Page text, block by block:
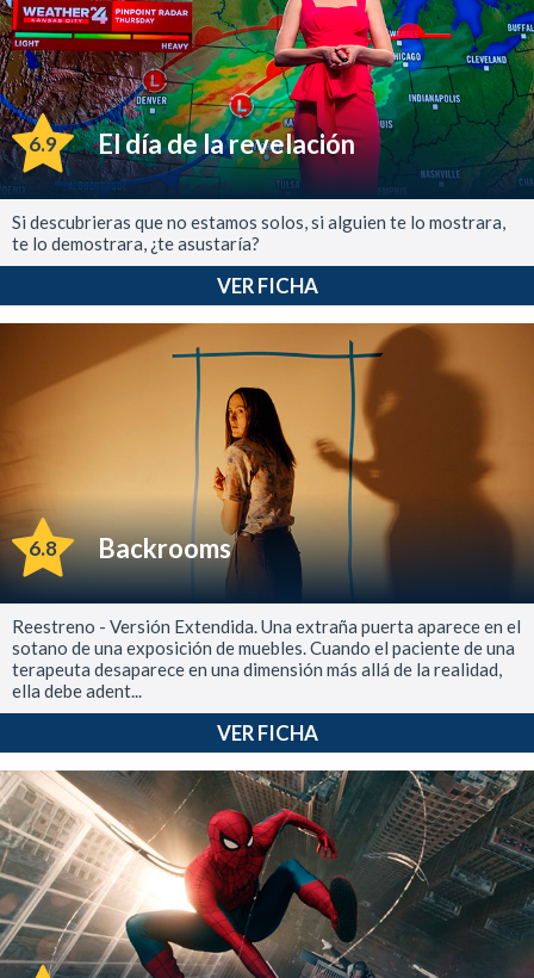
6.9 El día de la revelación
Si descubrieras que no estamos solos, si alguien te lo mostrara,
te lo demostrara, ¿te asustaría?
VER FICHA
6.8 Backrooms
Reestreno - Versión Extendida. Una extraña puerta aparece en el
sotano de una exposición de muebles. Cuando el paciente de una
terapeuta desaparece en una dimensión más allá de la realidad,
ella debe adent...
VER FICHA